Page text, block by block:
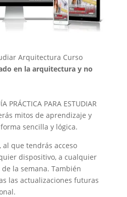
Arquitectura Curso
en la arquitectura y no
PRÁCTICA PARA ESTUDIAR
mitos de aprendizaje y
sencilla y lógica.
al que tendrás acceso
dispositivo, a cualquier
la semana. También
las actualizaciones futuras